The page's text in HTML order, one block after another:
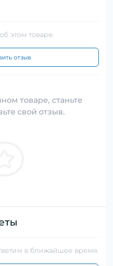
этом товаре.
отзыв
товаре, станьте
свой отзыв.
в ближайшее время.